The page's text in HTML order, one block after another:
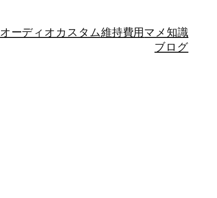
オーディオカスタム維持費用マメ知識
ブログ